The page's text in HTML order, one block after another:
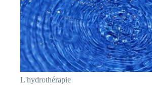
L'hydrothérapie